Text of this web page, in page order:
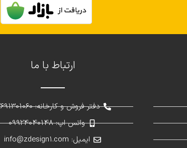
ارتباط با ما
دفتر فروش و کارخانه: 02691301060
واتس اپ: 09924040148
ایمیل: info@zdesign1.com